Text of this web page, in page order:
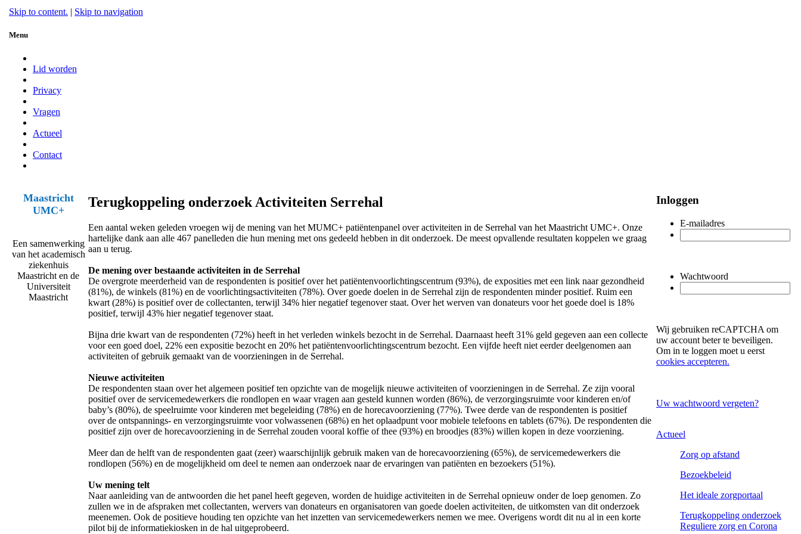
Skip to content. | Skip to navigation
Menu
Lid worden
Privacy
Vragen
Actueel
Contact
Maastricht
UMC+
Een samenwerking
van het academisch
ziekenhuis
Maastricht en de
Universiteit
Maastricht
Terugkoppeling onderzoek Activiteiten Serrehal
Een aantal weken geleden vroegen wij de mening van het MUMC+ patiëntenpanel over activiteiten in de Serrehal van het Maastricht UMC+. Onze
hartelijke dank aan alle 467 panelleden die hun mening met ons gedeeld hebben in dit onderzoek. De meest opvallende resultaten koppelen we graag
aan u terug.
De mening over bestaande activiteiten in de Serrehal
De overgrote meerderheid van de respondenten is positief over het patiëntenvoorlichtingscentrum (93%), de exposities met een link naar gezondheid
(81%), de winkels (81%) en de voorlichtingsactiviteiten (78%). Over goede doelen in de Serrehal zijn de respondenten minder positief. Ruim een
kwart (28%) is positief over de collectanten, terwijl 34% hier negatief tegenover staat. Over het werven van donateurs voor het goede doel is 18%
positief, terwijl 43% hier negatief tegenover staat.
Bijna drie kwart van de respondenten (72%) heeft in het verleden winkels bezocht in de Serrehal. Daarnaast heeft 31% geld gegeven aan een collecte
voor een goed doel, 22% een expositie bezocht en 20% het patiëntenvoorlichtingscentrum bezocht. Een vijfde heeft niet eerder deelgenomen aan
activiteiten of gebruik gemaakt van de voorzieningen in de Serrehal.
Nieuwe activiteiten
De respondenten staan over het algemeen positief ten opzichte van de mogelijk nieuwe activiteiten of voorzieningen in de Serrehal. Ze zijn vooral
positief over de servicemedewerkers die rondlopen en waar vragen aan gesteld kunnen worden (86%), de verzorgingsruimte voor kinderen en/of
baby’s (80%), de speelruimte voor kinderen met begeleiding (78%) en de horecavoorziening (77%). Twee derde van de respondenten is positief
over de ontspannings- en verzorgingsruimte voor volwassenen (68%) en het oplaadpunt voor mobiele telefoons en tablets (67%). De respondenten die
positief zijn over de horecavoorziening in de Serrehal zouden vooral koffie of thee (93%) en broodjes (83%) willen kopen in deze voorziening.
Meer dan de helft van de respondenten gaat (zeer) waarschijnlijk gebruik maken van de horecavoorziening (65%), de servicemedewerkers die
rondlopen (56%) en de mogelijkheid om deel te nemen aan onderzoek naar de ervaringen van patiënten en bezoekers (51%).
Uw mening telt
Naar aanleiding van de antwoorden die het panel heeft gegeven, worden de huidige activiteiten in de Serrehal opnieuw onder de loep genomen. Zo
zullen we in de afspraken met collectanten, wervers van donateurs en organisatoren van goede doelen activiteiten, de uitkomsten van dit onderzoek
meenemen. Ook de positieve houding ten opzichte van het inzetten van servicemedewerkers nemen we mee. Overigens wordt dit nu al in een korte
pilot bij de informatiekiosken in de hal uitgeprobeerd.
Inloggen
E-mailadres
Wachtwoord
Wij gebruiken reCAPTCHA om
uw account beter te beveiligen.
Om in te loggen moet u eerst
cookies accepteren.
Uw wachtwoord vergeten?
Actueel
Zorg op afstand
Bezoekbeleid
Het ideale zorgportaal
Terugkoppeling onderzoek
Reguliere zorg en Corona